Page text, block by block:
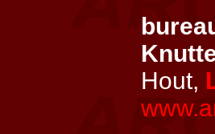
Hout,